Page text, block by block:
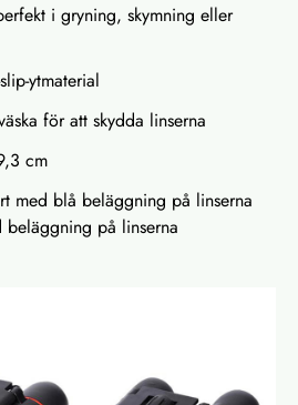
i gryning, skymning eller
ytmaterial
för att skydda linserna
cm
med blå beläggning på linserna
på linserna